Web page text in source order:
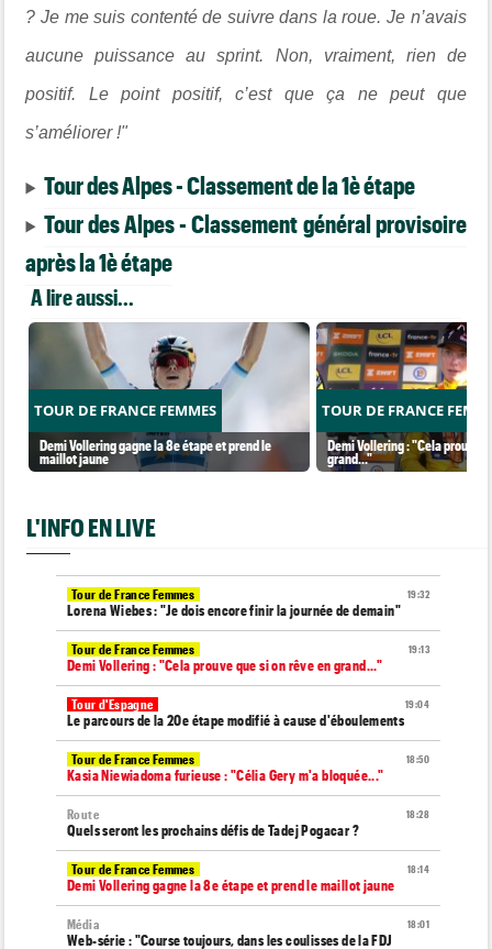
? Je me suis contenté de suivre dans la roue. Je n’avais
aucune puissance au sprint. Non, vraiment, rien de
positif. Le point positif, c’est que ça ne peut que
s’améliorer !"
Tour des Alpes - Classement de la 1è étape
Tour des Alpes - Classement général provisoire
après la 1è étape
A lire aussi...
TOUR DE FRANCE FEMMES
Demi Vollering gagne la 8e étape et prend le
maillot jaune
TOUR DE FRANCE
Demi Vollering : "Cela prouve
grand..."
L'INFO EN LIVE
19:32
Tour de France Femmes
Lorena Wiebes : "Je dois encore finir la journée de demain"
19:13
Tour de France Femmes
Demi Vollering : "Cela prouve que si on rêve en grand..."
19:04
Tour d'Espagne
Le parcours de la 20e étape modifié à cause d'éboulements
18:50
Tour de France Femmes
Kasia Niewiadoma furieuse : "Célia Gery m'a bloquée..."
18:28
Route
Quels seront les prochains défis de Tadej Pogacar ?
18:14
Tour de France Femmes
Demi Vollering gagne la 8e étape et prend le maillot jaune
18:01
Média
Web-série : "Course toujours, dans les coulisses de la FDJ